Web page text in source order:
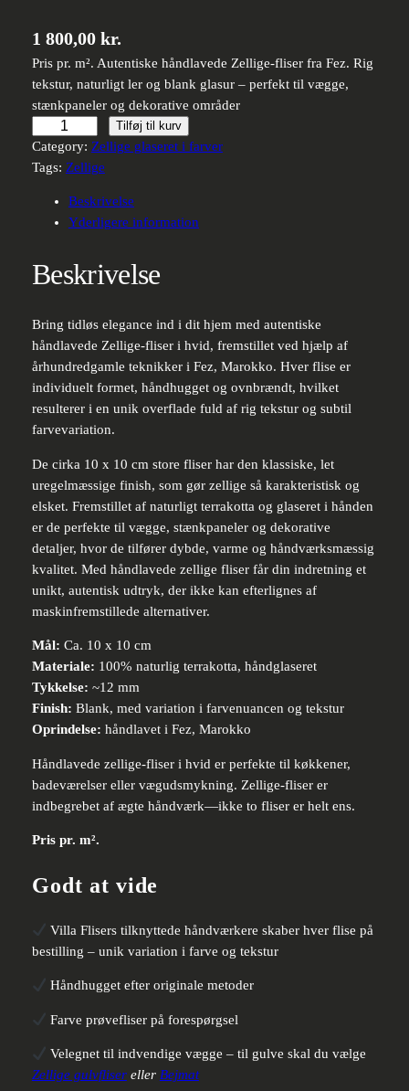
1 800,00 kr.
Pris pr. m². Autentiske håndlavede Zellige-fliser fra Fez. Rig
tekstur, naturligt ler og blank glasur – perfekt til vægge,
stænkpaneler og dekorative områder
Håndlavede
Zellige-
fliser
Tilføj til kurv
Category: Zellige glaseret i farver
Tags: Zellige
Beskrivelse
Yderligere information
Beskrivelse
Bring tidløs elegance ind i dit hjem med autentiske
håndlavede Zellige-fliser i hvid, fremstillet ved hjælp af
århundredgamle teknikker i Fez, Marokko. Hver flise er
individuelt formet, håndhugget og ovnbrændt, hvilket
resulterer i en unik overflade fuld af rig tekstur og subtil
farvevariation.
De cirka 10 x 10 cm store fliser har den klassiske, let
uregelmæssige finish, som gør zellige så karakteristisk og
elsket. Fremstillet af naturligt terrakotta og glaseret i hånden
er de perfekte til vægge, stænkpaneler og dekorative
detaljer, hvor de tilfører dybde, varme og håndværksmæssig
kvalitet. Med håndlavede zellige fliser får din indretning et
unikt, autentisk udtryk, der ikke kan efterlignes af
maskinfremstillede alternativer.
Mål: Ca. 10 x 10 cm
Materiale: 100% naturlig terrakotta, håndglaseret
Tykkelse: ~12 mm
Finish: Blank, med variation i farvenuancen og tekstur
Oprindelse: håndlavet i Fez, Marokko
Håndlavede zellige-fliser i hvid er perfekte til køkkener,
badeværelser eller vægudsmykning. Zellige-fliser er
indbegrebet af ægte håndværk—ikke to fliser er helt ens.
Pris pr. m².
Godt at vide
Villa Flisers tilknyttede håndværkere skaber hver flise på
bestilling – unik variation i farve og tekstur
Håndhugget efter originale metoder
Farve prøvefliser på forespørgsel
Velegnet til indvendige vægge – til gulve skal du vælge
Zellige gulvflisereller Bejmat